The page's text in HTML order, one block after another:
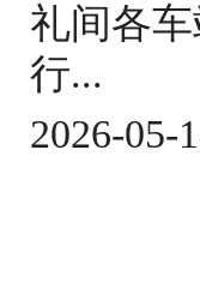
礼间各
行...
2026-05-